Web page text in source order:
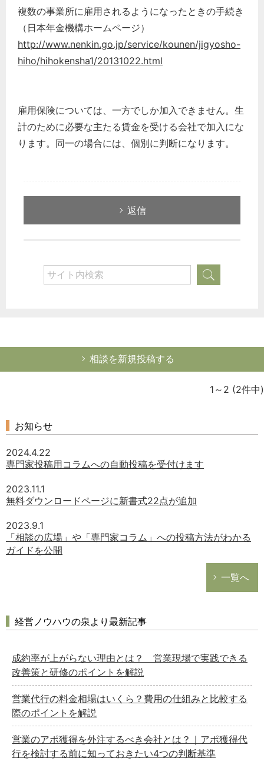
複数の事業所に雇用されるようになったときの手続き
（日本年金機構ホームページ）
http://www.nenkin.go.jp/service/kounen/jigyosho-
hiho/hihokensha1/20131022.html
雇用保険については、一方でしか加入できません。生
計のために必要な主たる賃金を受ける会社で加入にな
ります。同一の場合には、個別に判断になります。
返信
相談を新規投稿する
選択してください
労務管理
経営の知恵
総務の給湯室
1～2 (2件中)
お知らせ
2024.4.22
専門家投稿用コラムへの自動投稿を受付けます
2023.11.1
無料ダウンロードページに新書式22点が追加
2023.9.1
「相談の広場」や「専門家コラム」への投稿方法がわかる
ガイドを公開
一覧へ
経営ノウハウの泉より最新記事
成約率が上がらない理由とは？ 営業現場で実践できる
改善策と研修のポイントを解説
営業代行の料金相場はいくら？費用の仕組みと比較する
際のポイントを解説
営業のアポ獲得を外注するべき会社とは？｜アポ獲得代
行を検討する前に知っておきたい4つの判断基準